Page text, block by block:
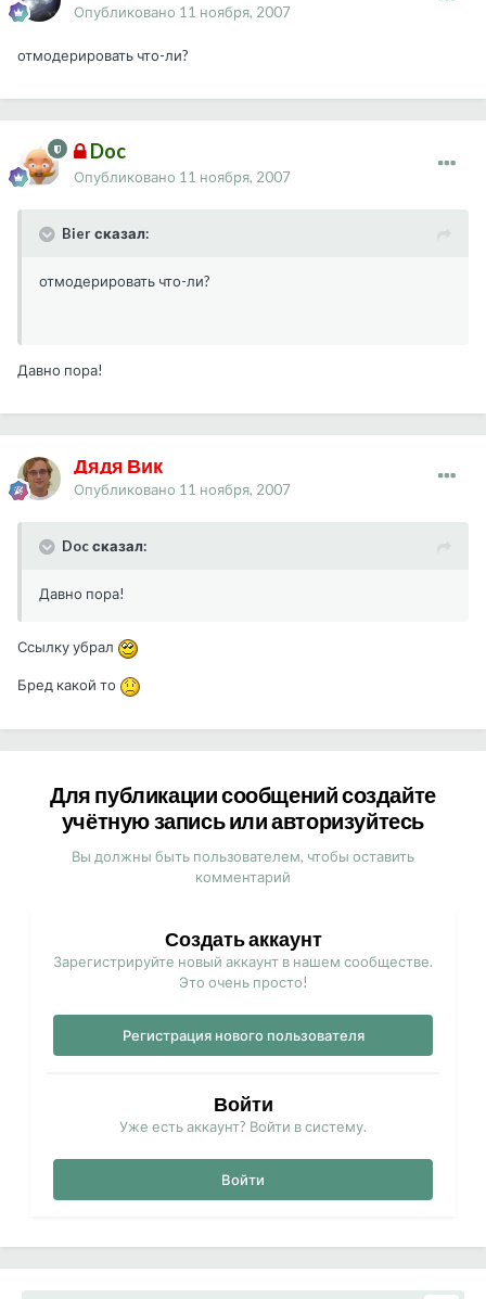
Опубликовано 11 ноября, 2007
отмодерировать что-ли?
Doc
Опубликовано 11 ноября, 2007
Bier сказал:
отмодерировать что-ли?
Давно пора!
Дядя Вик
Опубликовано 11 ноября, 2007
Doc сказал:
Давно пора!
Ссылку убрал
Бред какой то
Для публикации сообщений создайте
учётную запись или авторизуйтесь
Вы должны быть пользователем, чтобы оставить
комментарий
Создать аккаунт
Зарегистрируйте новый аккаунт в нашем сообществе.
Это очень просто!
Регистрация нового пользователя
Войти
Уже есть аккаунт? Войти в систему.
Войти